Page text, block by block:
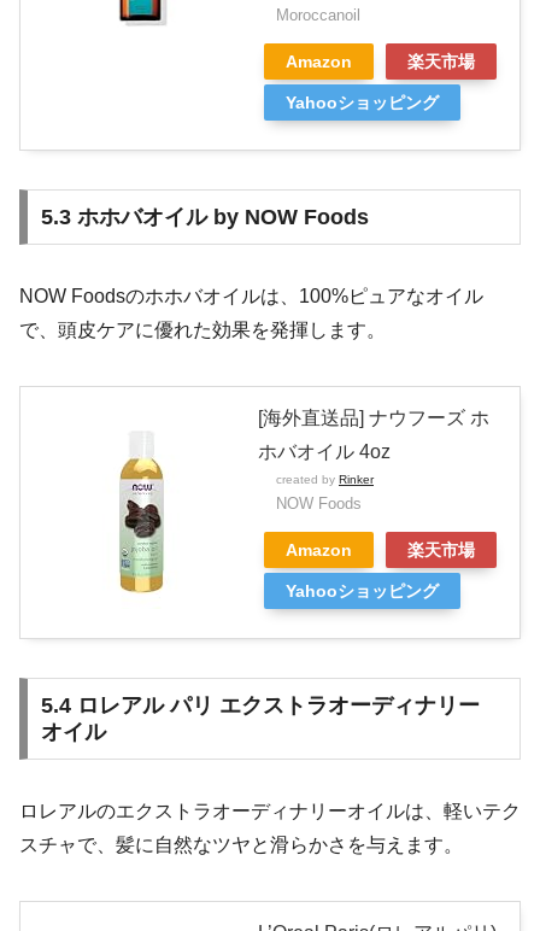
Moroccanoil
Amazon 楽天市場
Yahooショッピング
5.3 ホホバオイル by NOW Foods
NOW Foodsのホホバオイルは、100%ピュアなオイル
で、頭皮ケアに優れた効果を発揮します。
[海外直送品] ナウフーズ ホ
ホバオイル 4oz
created by Rinker
NOW Foods
Amazon 楽天市場
Yahooショッピング
5.4 ロレアル パリ エクストラオーディナリー
オイル
ロレアルのエクストラオーディナリーオイルは、軽いテク
スチャで、髪に自然なツヤと滑らかさを与えます。